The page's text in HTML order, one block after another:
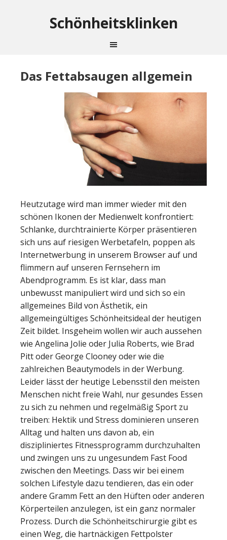
Schönheitsklinken
Das Fettabsaugen allgemein
Heutzutage wird man immer wieder mit den
schönen Ikonen der Medienwelt konfrontiert:
Schlanke, durchtrainierte Körper präsentieren
sich uns auf riesigen Werbetafeln, poppen als
Internetwerbung in unserem Browser auf und
flimmern auf unseren Fernsehern im
Abendprogramm. Es ist klar, dass man
unbewusst manipuliert wird und sich so ein
allgemeines Bild von Ästhetik, ein
allgemeingültiges Schönheitsideal der heutigen
Zeit bildet. Insgeheim wollen wir auch aussehen
wie Angelina Jolie oder Julia Roberts, wie Brad
Pitt oder George Clooney oder wie die
zahlreichen Beautymodels in der Werbung.
Leider lässt der heutige Lebensstil den meisten
Menschen nicht freie Wahl, nur gesundes Essen
zu sich zu nehmen und regelmäßig Sport zu
treiben: Hektik und Stress dominieren unseren
Alltag und halten uns davon ab, ein
diszipliniertes Fitnessprogramm durchzuhalten
und zwingen uns zu ungesundem Fast Food
zwischen den Meetings. Dass wir bei einem
solchen Lifestyle dazu tendieren, das ein oder
andere Gramm Fett an den Hüften oder anderen
Körperteilen anzulegen, ist ein ganz normaler
Prozess. Durch die Schönheitschirurgie gibt es
einen Weg, die hartnäckigen Fettpolster